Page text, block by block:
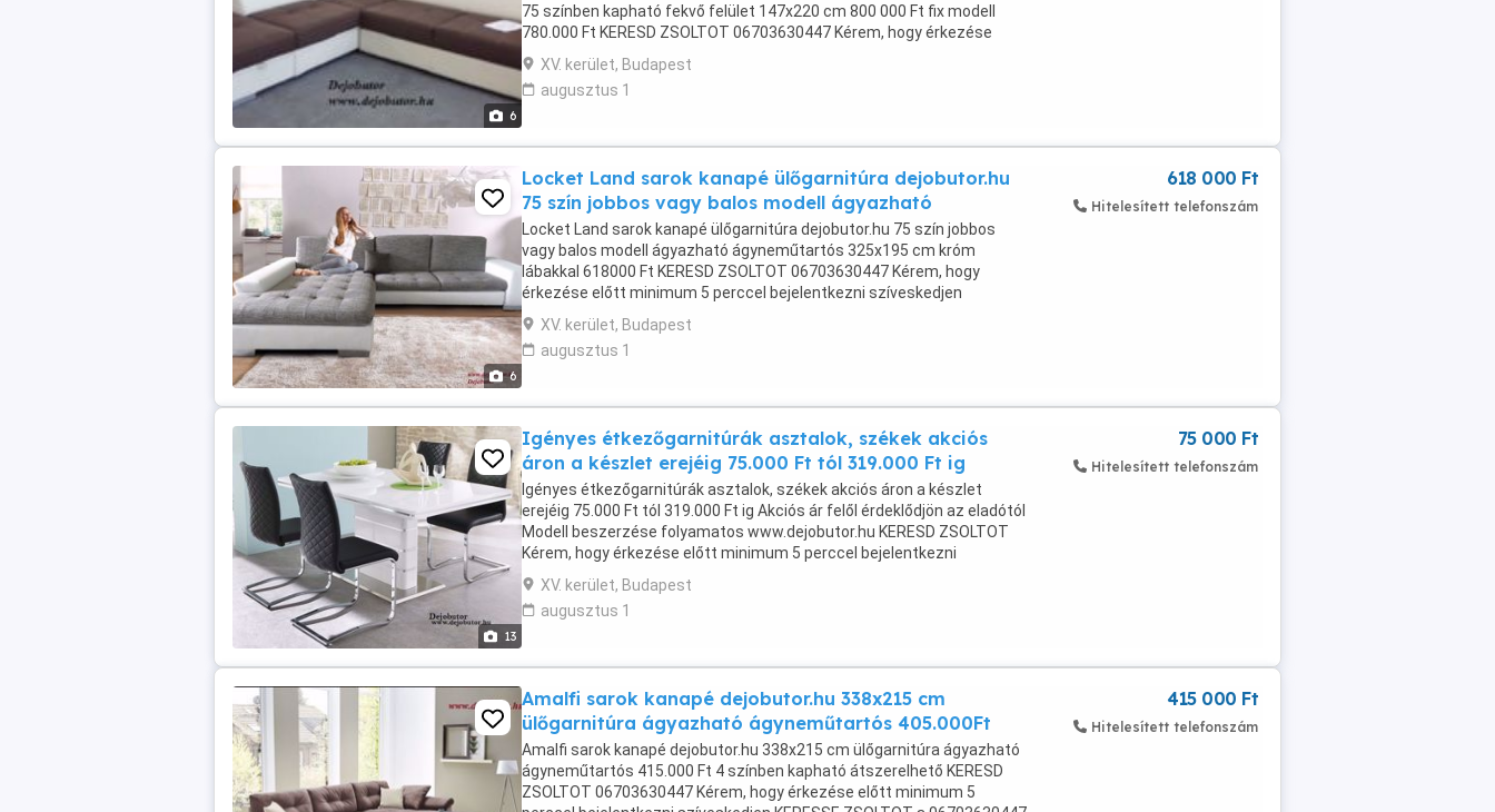
6
75 színben kapható fekvő felület 147x220 cm 800 000 Ft fix modell
780.000 Ft KERESD ZSOLTOT 06703630447 Kérem, hogy érkezése
előtt minimum 5 perccel bejelentkezni szíveskedjen ...
XV. kerület, Budapest
augusztus 1
6
Locket Land sarok kanapé ülőgarnitúra dejobutor.hu
75 szín jobbos vagy balos modell ágyazható
Locket Land sarok kanapé ülőgarnitúra dejobutor.hu 75 szín jobbos
vagy balos modell ágyazható ágyneműtartós 325x195 cm króm
lábakkal 618000 Ft KERESD ZSOLTOT 06703630447 Kérem, hogy
érkezése előtt minimum 5 perccel bejelentkezni szíveskedjen
KERESSE ZSOLTOT a 06703630447 mobilszámon. Köszönöm Nagy ...
XV. kerület, Budapest
augusztus 1
618 000 Ft
Hitelesített telefonszám
13
Igényes étkezőgarnitúrák asztalok, székek akciós
áron a készlet erejéig 75.000 Ft tól 319.000 Ft ig
Igényes étkezőgarnitúrák asztalok, székek akciós áron a készlet
erejéig 75.000 Ft tól 319.000 Ft ig Akciós ár felől érdeklődjön az eladótól
Modell beszerzése folyamatos www.dejobutor.hu KERESD ZSOLTOT
Kérem, hogy érkezése előtt minimum 5 perccel bejelentkezni
szíveskedjen KERESSE ZSOLTOT a 06703630447 ...
XV. kerület, Budapest
augusztus 1
75 000 Ft
Hitelesített telefonszám
Amalfi sarok kanapé dejobutor.hu 338x215 cm
ülőgarnitúra ágyazható ágyneműtartós 405.000Ft
Amalfi sarok kanapé dejobutor.hu 338x215 cm ülőgarnitúra ágyazható
ágyneműtartós 415.000 Ft 4 színben kapható átszerelhető KERESD
ZSOLTOT 06703630447 Kérem, hogy érkezése előtt minimum 5
415 000 Ft
Hitelesített telefonszám